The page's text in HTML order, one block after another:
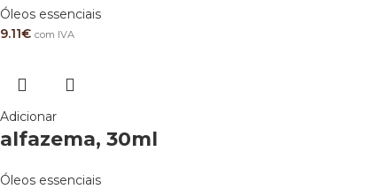
Óleos essenciais
9.11€ com IVA
Adicionar
alfazema, 30ml
Óleos essenciais